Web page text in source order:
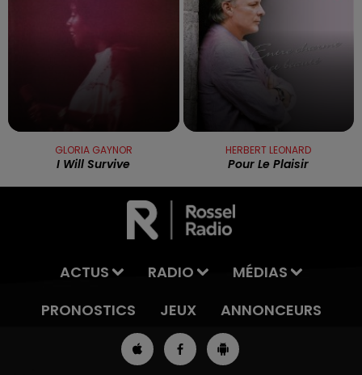
GLORIA GAYNOR
I Will Survive
HERBERT LEONARD
Pour Le Plaisir
ACTUS RADIO
MÉDIAS
PRONOSTICS
JEUX ANNONCEURS